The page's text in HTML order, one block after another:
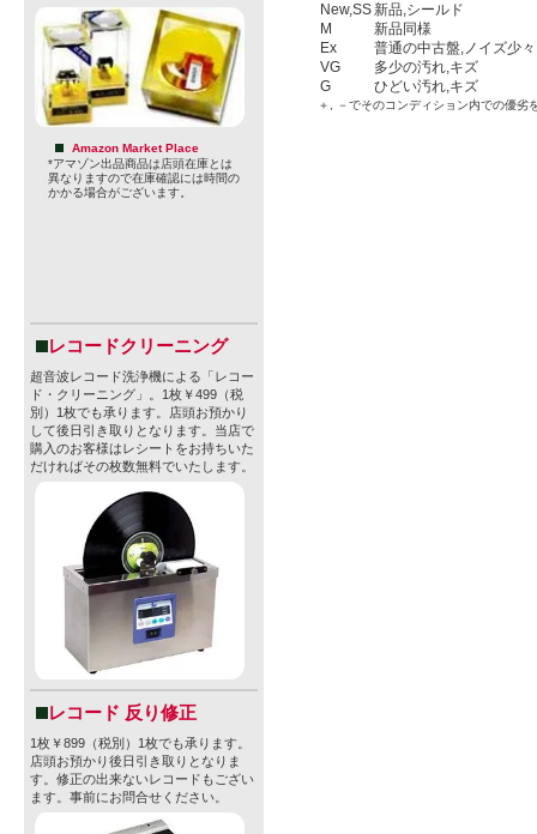
Amazon Market Place
*アマゾン出品商品は店頭在庫とは
異なりますので在庫確認には時間の
かかる場合がございます。
レコードクリーニング
超音波レコード洗浄機による「レコー
ド・クリーニング」。1枚￥499（税
別）1枚でも承ります。店頭お預かり
して後日引き取りとなります。当店で
購入のお客様はレシートをお持ちいた
だければその枚数無料でいたします。
レコード 反り修正
1枚￥899（税別）1枚でも承ります。
店頭お預かり後日引き取りとなりま
す。修正の出来ないレコードもござい
ます。事前にお問合せください。
New,SS新品,シールド
M
新品同様
Ex
普通の中古盤,ノイズ少々
VG
多少の汚れ,キズ
G
ひどい汚れ,キズ
＋, －でそのコンディション内での優劣